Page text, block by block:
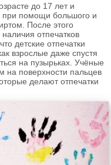
до 17 лет и
при помощи большого и
После этого
отпечатков
детские отпечатки
взрослые даже спустя
на пузырьках. Учёные
на поверхности пальцев
делают отпечатки